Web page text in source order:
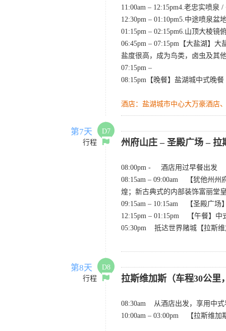
11:00am – 12:15pm4.老忠实喷泉
12:30pm – 01:10pm5.中途喷泉盆
01:15pm – 02:15pm6.山顶大棱镜
06:45pm – 07:15pm【大盐湖】
盐度很高，成为鸟类，卤虫及其
07:15pm –
08:15pm【晚餐】盐湖城中式晚餐
酒店：盐湖城市中心大万豪酒店
第7天
D7
行程
州府山庄 – 圣殿广场 – 拉
08:00pm - 酒店用过早餐出发
08:15am – 09:00am 【犹他州州
煌；新古典式的内部装饰富丽堂
09:15am – 10:15am 【圣殿广场
12:15pm – 01:15pm 【午餐】中
05:30pm 抵达世界赌城【拉斯维
第8天
D8
行程
拉斯维加斯（车程30公里
08:30am 从酒店出发，享用中式
10:00am – 03:00pm 【拉斯维加